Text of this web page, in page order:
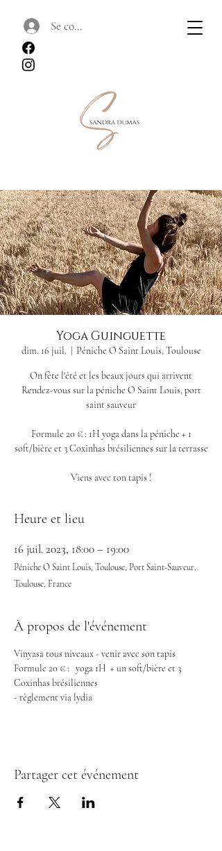
Se connecter
Yoga Guinguette
dim. 16 juil. Péniche O Saint Louis, Toulouse
On fête l'été et les beaux jours qui arrivent
Rendez-vous sur la péniche O Saint Louis, port
saint sauveur
Formule 20 € : 1H yoga dans la péniche + 1
soft/bière et 3 Coxinhas brésiliennes sur la terrasse
Viens avec ton tapis !
Heure et lieu
16 juil. 2023, 18:00 – 19:00
Péniche O Saint Louis, Toulouse, Port Saint-Sauveur,
Toulouse, France
À propos de l'événement
Vinyasa tous niveaux - venir avec son tapis
Formule 20 € :   yoga 1H  + un soft/bière et 3
Coxinhas brésiliennes
- règlement via lydia
Partager cet événement